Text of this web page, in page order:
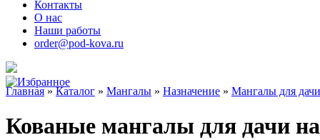
Контакты
О нас
Наши работы
order@pod-kova.ru
Главная»Каталог » Мангалы » Назначение » Мангалы для дачи
Кованые мангалы для дачи на